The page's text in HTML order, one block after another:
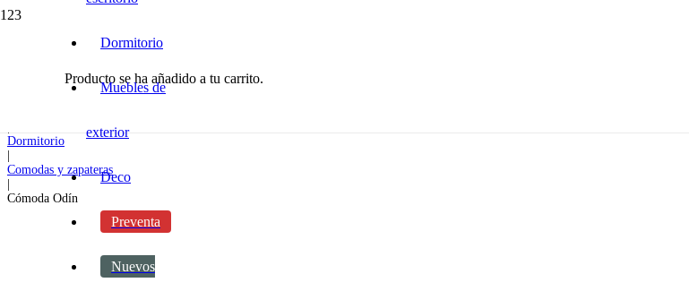
Producto se ha añadido a tu carrito.
Dormitorio
Muebles de
exterior
Deco
Preventa
Nuevos
Dormitorio
Comodas y zapateras
Cómoda Odín